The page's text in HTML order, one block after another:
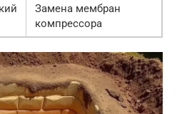
Замена мембран
компрессора